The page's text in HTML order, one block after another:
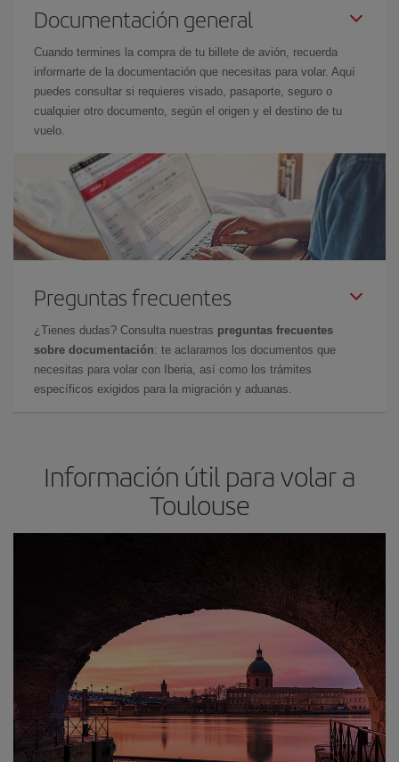
Documentación general
Cuando termines la compra de tu billete de avión, recuerda
informarte de la documentación que necesitas para volar. Aquí
puedes consultar si requieres visado, pasaporte, seguro o
cualquier otro documento, según el origen y el destino de tu
vuelo.
Preguntas frecuentes
¿Tienes dudas? Consulta nuestras preguntas frecuentes
sobre documentación: te aclaramos los documentos que
necesitas para volar con Iberia, así como los trámites
específicos exigidos para la migración y aduanas.
Información útil para volar a
Toulouse